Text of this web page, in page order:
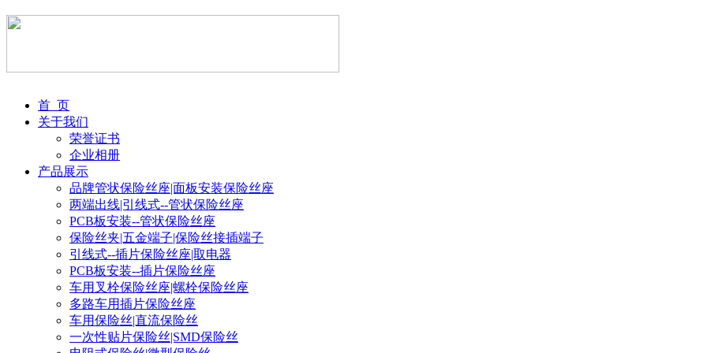
首 页
关于我们
荣誉证书
企业相册
产品展示
品牌管状保险丝座|面板安装保险丝座
两端出线|引线式--管状保险丝座
PCB板安装--管状保险丝座
保险丝夹|五金端子|保险丝接插端子
引线式--插片保险丝座|取电器
PCB板安装--插片保险丝座
车用叉栓保险丝座|螺栓保险丝座
多路车用插片保险丝座
车用保险丝|直流保险丝
一次性贴片保险丝|SMD保险丝